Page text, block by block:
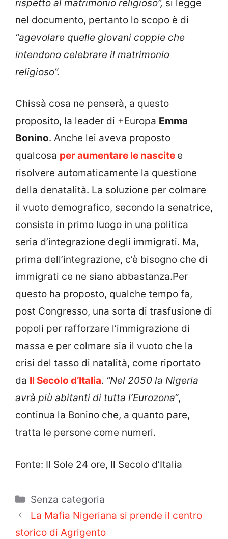
rispetto al matrimonio religioso”, si legge
nel documento, pertanto lo scopo è di
“agevolare quelle giovani coppie che
intendono celebrare il matrimonio
religioso”.
Chissà cosa ne penserà, a questo
proposito, la leader di +Europa Emma
Bonino. Anche lei aveva proposto
qualcosa per aumentare le nascite e
risolvere automaticamente la questione
della denatalità. La soluzione per colmare
il vuoto demografico, secondo la senatrice,
consiste in primo luogo in una politica
seria d’integrazione degli immigrati. Ma,
prima dell’integrazione, c’è bisogno che di
immigrati ce ne siano abbastanza.Per
questo ha proposto, qualche tempo fa,
post Congresso, una sorta di trasfusione di
popoli per rafforzare l’immigrazione di
massa e per colmare sia il vuoto che la
crisi del tasso di natalità, come riportato
da Il Secolo d’Italia. “Nel 2050 la Nigeria
avrà più abitanti di tutta l’Eurozona“,
continua la Bonino che, a quanto pare,
tratta le persone come numeri.
Fonte: Il Sole 24 ore, Il Secolo d’Italia
Categorie
Senza categoria
La Mafia Nigeriana si prende il centro
storico di Agrigento